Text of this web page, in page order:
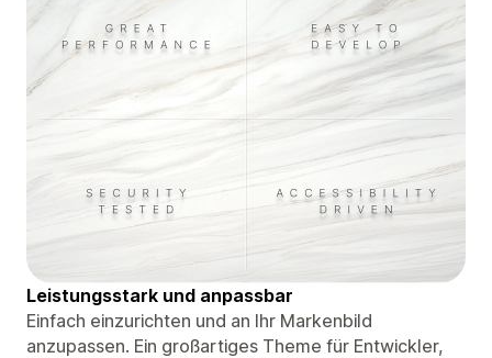
Leistungsstark und anpassbar
Einfach einzurichten und an Ihr Markenbild
anzupassen. Ein großartiges Theme für Entwickler,